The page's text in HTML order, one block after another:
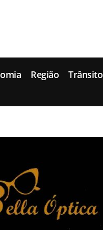
Região Trânsito